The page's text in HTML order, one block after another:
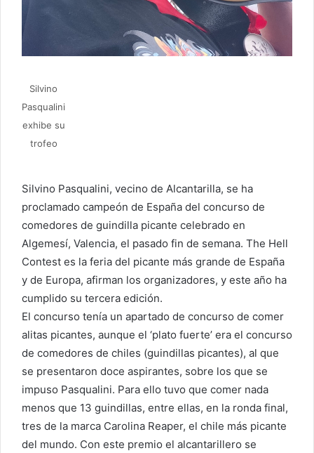
Silvino
Pasqualini
exhibe su
trofeo
Silvino Pasqualini, vecino de Alcantarilla, se ha
proclamado campeón de España del concurso de
comedores de guindilla picante celebrado en
Algemesí, Valencia, el pasado fin de semana. The Hell
Contest es la feria del picante más grande de España
y de Europa, afirman los organizadores, y este año ha
cumplido su tercera edición.
El concurso tenía un apartado de concurso de comer
alitas picantes, aunque el ‘plato fuerte’ era el concurso
de comedores de chiles (guindillas picantes), al que
se presentaron doce aspirantes, sobre los que se
impuso Pasqualini. Para ello tuvo que comer nada
menos que 13 guindillas, entre ellas, en la ronda final,
tres de la marca Carolina Reaper, el chile más picante
del mundo. Con este premio el alcantarillero se